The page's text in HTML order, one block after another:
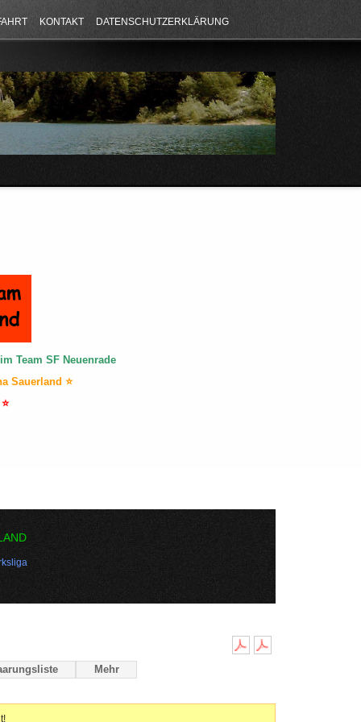
KONTAKT DATENSCHUTZERKLÄRUNG
Team SF Neuenrade
Sauerland ⭐
Mehr